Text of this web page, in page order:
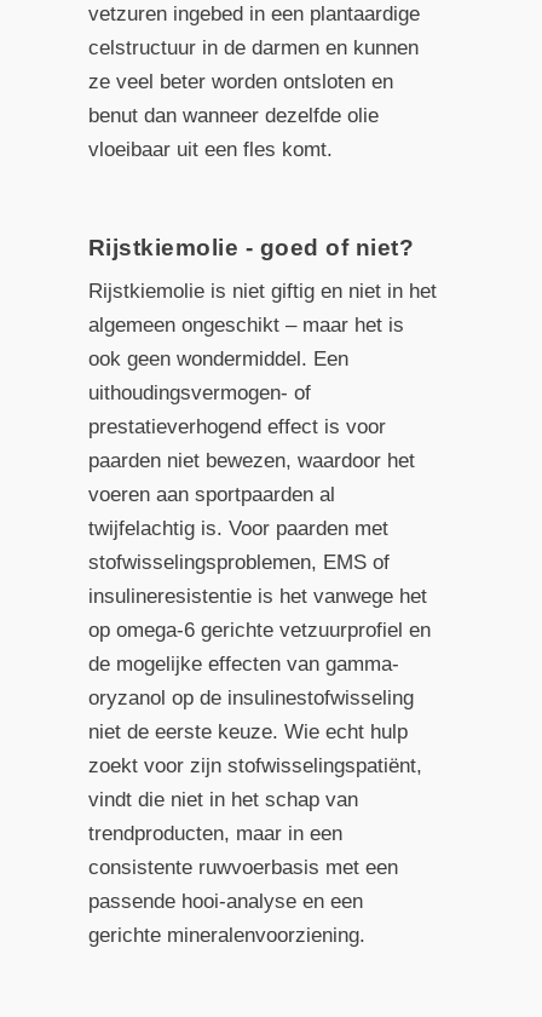
vetzuren ingebed in een plantaardige
celstructuur in de darmen en kunnen
ze veel beter worden ontsloten en
benut dan wanneer dezelfde olie
vloeibaar uit een fles komt.
Rijstkiemolie - goed of niet?
Rijstkiemolie is niet giftig en niet in het
algemeen ongeschikt – maar het is
ook geen wondermiddel. Een
uithoudingsvermogen- of
prestatieverhogend effect is voor
paarden niet bewezen, waardoor het
voeren aan sportpaarden al
twijfelachtig is. Voor paarden met
stofwisselingsproblemen, EMS of
insulineresistentie is het vanwege het
op omega-6 gerichte vetzuurprofiel en
de mogelijke effecten van gamma-
oryzanol op de insulinestofwisseling
niet de eerste keuze. Wie echt hulp
zoekt voor zijn stofwisselingspatiënt,
vindt die niet in het schap van
trendproducten, maar in een
consistente ruwvoerbasis met een
passende hooi-analyse en een
gerichte mineralenvoorziening.